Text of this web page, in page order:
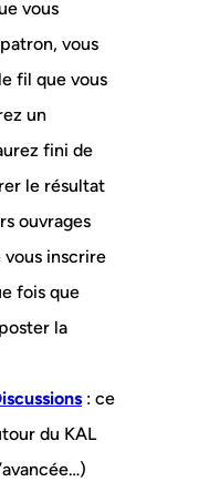
vous
vous
fil que vous
un
fini de
le résultat
ouvrages
vous inscrire
fois que
la
: ce
du KAL